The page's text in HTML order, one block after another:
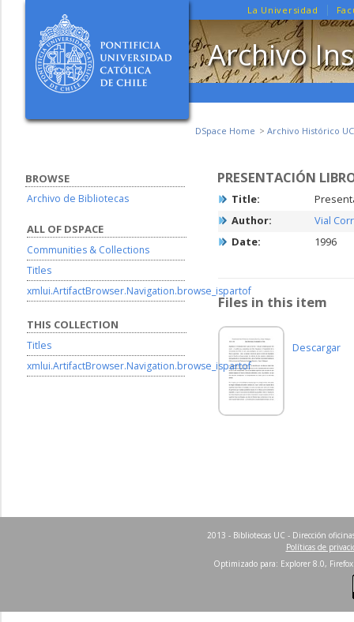
La Universidad
Archivo
DSpace Home Archivo Histórico UC
PRESENTACIÓN
Title:
Author:
Vial
Date:
1996
Files in this item
Descargar
BROWSE
Archivo de Bibliotecas
ALL OF DSPACE
Communities & Collections
Titles
xmlui.ArtifactBrowser.Navigation.browse_ispartof
THIS COLLECTION
Titles
xmlui.ArtifactBrowser.Navigation.browse_ispartof
2013 - Bibliotecas UC - Dirección
Políticas de
Optimizado para: Explorer 8.0,